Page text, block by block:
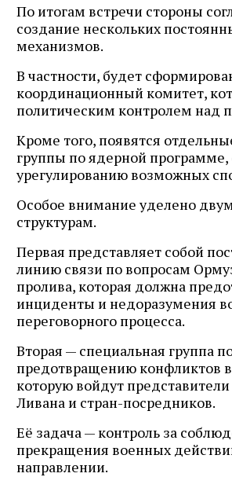
По итогам встречи стороны
создание нескольких
механизмов.
В частности, будет
координационный комитет,
политическим контролем над
Кроме того, появятся
группы по ядерной
урегулированию возможных
Особое внимание уделено
структурам.
Первая представляет собой
линию связи по вопросам
пролива, которая должна
инциденты и недоразумения
переговорного процесса.
Вторая — специальная группа
предотвращению конфликтов
которую войдут
Ливана и стран-посредников.
Её задача — контроль за
прекращения военных
направлении.